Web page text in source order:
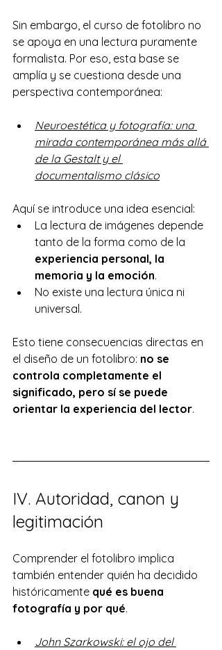
Sin embargo, el curso de fotolibro no
se apoya en una lectura puramente
formalista. Por eso, esta base se
amplía y se cuestiona desde una
perspectiva contemporánea:
Neuroestética y fotografía: una
mirada contemporánea más allá
de la Gestalt y el
documentalismo clásico
Aquí se introduce una idea esencial:
La lectura de imágenes depende
tanto de la forma como de la
experiencia personal, la
memoria y la emoción.
No existe una lectura única ni
universal.
Esto tiene consecuencias directas en
el diseño de un fotolibro: no se
controla completamente el
significado, pero sí se puede
orientar la experiencia del lector.
IV. Autoridad, canon y
legitimación
Comprender el fotolibro implica
también entender quién ha decidido
históricamente qué es buena
fotografía y por qué.
John Szarkowski: el ojo del